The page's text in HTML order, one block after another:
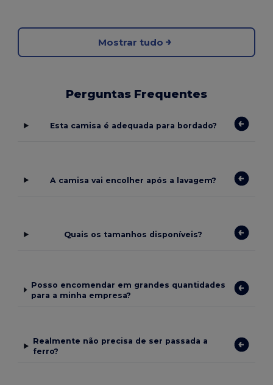
Mostrar tudo
Perguntas Frequentes
Esta camisa é adequada para bordado?
A camisa vai encolher após a lavagem?
Quais os tamanhos disponíveis?
Posso encomendar em grandes quantidades
para a minha empresa?
Realmente não precisa de ser passada a
ferro?